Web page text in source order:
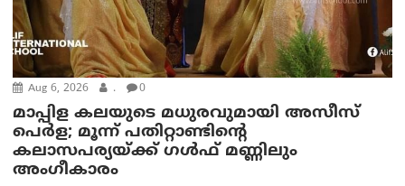
Aug 6, 2026 . 0
മാപ്പിള കലയുടെ മധുരവുമായി അസീസ്
പെർള; മൂന്ന് പതിറ്റാണ്ടിന്റെ
കലാസപര്യയ്ക്ക് ഗൾഫ് മണ്ണിലും
അംഗീകാരം